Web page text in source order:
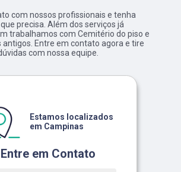
com nossos profissionais e tenha
precisa. Além dos serviços já
trabalhamos com Cemitério do piso e
antigos. Entre em contato agora e tire
com nossa equipe.
Entre em Contato
Estamos localizados
em Campinas